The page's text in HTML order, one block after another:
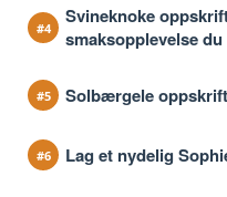
Svineknoke
smaksopplevelse
Solbærgele
Lag et nydelig